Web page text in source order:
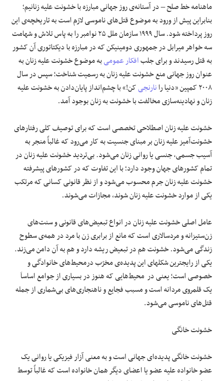
ماهنامه خط صلح – در آستانه‌ی روز جهانی مبارزه با خشونت علیه زنانیم؛
بنابراین پیش از ورود به موضوع قتل‌های ناموسی لازم است به تاریخچه‌ی این
روز پرداخته شود. سال ۱۹۹۹ سازمان ملل ۲۵ نوامبر را به پاس تلاش و شهامت
سه خواهر میرابل در جمهوری دومینیکن که در مبارزه با دیکتاتوری آن کشور
به قتل رسیدند و برای جلبافکار عمومیبه موضوع خشونت علیه زنان به
عنوان روز جهانی منع خشونت علیه زنان به رسمیت شناخت؛ سپس در سال
۲۰۰۸ کمپین «دنیا را
نارنجیکن!» با چشم‌انداز پایان‌دادن به خشونت علیه
زنان و نهادینه‌سازی مخالفت با خشونت به زنان بوجود آمد.
خشونت علیه زنان اصطلاحی تخصصی است که برای توصیف کلی رفتارهای
خشونت‌آمیز علیه زنان بر مبنای جنسیت به کار می‌رود که غالباً منجر به
آسیب جسمی، جنسی یا روانی زنان می‌شود. بی‌تردید خشونت علیه زنان در
تمام کشورهای جهان وجود دارد؛ با این تفاوت که در کشورهای پیشرفته
خشونت علیه زنان جرم محسوب می‌شود و از نظر قانونی کسانی که مرتکب
یکی از موارد خشونت علیه زنان شوند، مجازات می‌شوند.
عامل اصلی خشونت علیه زنان در انواع تبعیض‌های قانونی و سنت‌های
زن‌ستیزانه و مردسالاری است که مانع از برابری زن با مرد در همه‌ی سطوح
زندگی می‌‌‌شود. خشونت هم در تبعیض ریشه دارد و هم به آن دامن می‌‌‌زند.
یکی از رایج‎ترین شکل‎های این پدیده‌ی مخرّب درمحیط‌‌‌های خانوادگی و
خصوصی است؛ یعنی در محیط‌‌‌هایی که هنوز در بسیاری از جوامع اساساَ
یک قلمروی مردانه است و مسبب فجایع و ناهنجاری‌‌‌های بی‌‌‌شماری از جمله
قتل‌های ناموسی می‌شود.
خشونت خانگی
خشونت خانگی پدیده‌ای جهانی است و به معنی آزار فیزیکی یا روانی یک
عضو خانواده علیه عضو یا اعضای دیگر همان خانواده است که غالباً توسط